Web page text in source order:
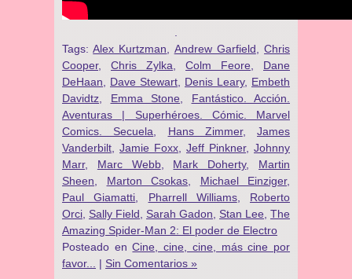
Tags:Alex Kurtzman Andrew Garfield ,Chris
Cooper, Chris Zylka Colm Feore
Dane
DeHaan
Dave Stewart Denis Leary, Embeth
Davidtz
Emma Stone
Fantástico. Acción.
Aventuras | Superhéroes. Cómic. Marvel
Comics. Secuela
Hans Zimmer, James
Vanderbilt
Jamie Foxx Jeff Pinkner, Johnny
Marr, Marc Webb, Mark Doherty, Martin
Sheen
Marton Csokas Michael Einziger,
Paul Giamatti
Pharrell Williams, Roberto
Orci Sally Field Sarah Gadon Stan Lee The
Amazing Spider-Man 2: El poder de Electro
Posteado enCine, cine, cine, más cine por
favor...
| Sin Comentarios »